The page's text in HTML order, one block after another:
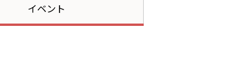
イベント